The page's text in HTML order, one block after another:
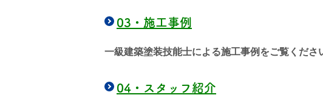
03・ 施工事例
一級建築塗装技能士による施工事例をご覧くださ
04・ スタッフ紹介